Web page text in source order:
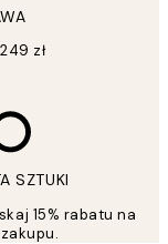
zł
SZTUKI
15% rabatu na